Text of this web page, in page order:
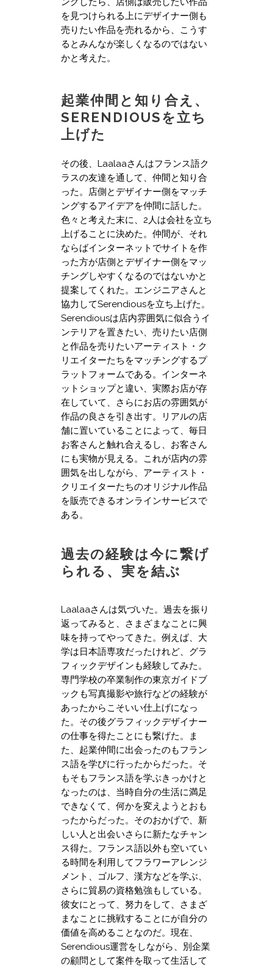
を見つけられる上にデザイナー側も
売りたい作品を売れるから、こうす
るとみんなが楽しくなるのではない
かと考えた。
起業仲間と知り合え、
SERENDIOUSを立ち
上げた
その後、Laalaaさんはフランス語ク
ラスの友達を通して、仲間と知り合
った。店側とデザイナー側をマッチ
ングするアイデアを仲間に話した。
色々と考えた末に、2人は会社を立ち
上げることに決めた。仲間が、それ
ならばインターネットでサイトを作
った方が店側とデザイナー側をマッ
チングしやすくなるのではないかと
提案してくれた。エンジニアさんと
協力してSerendiousを立ち上げた。
Serendiousは店内雰囲気に似合うイ
ンテリアを置きたい、売りたい店側
と作品を売りたいアーティスト・ク
リエイターたちをマッチングするプ
ラットフォームである。インターネ
ットショップと違い、実際お店が存
在していて、さらにお店の雰囲気が
作品の良さを引き出す。リアルの店
舗に置いていることによって、毎日
お客さんと触れ合えるし、お客さん
にも実物が見える。これが店内の雰
囲気を出しながら、アーティスト・
クリエイターたちのオリジナル作品
を販売できるオンラインサービスで
ある。
過去の経験は今に繋げ
られる、実を結ぶ
Laalaaさんは気づいた。過去を振り
返ってみると、さまざまなことに興
味を持ってやってきた。例えば、大
学は日本語専攻だったけれど、グラ
フィックデザインも経験してみた。
専門学校の卒業制作の東京ガイドブ
ックも写真撮影や旅行などの経験が
あったからこそいい仕上げになっ
た。その後グラフィックデザイナー
の仕事を得たことにも繋げた。ま
た、起業仲間に出会ったのもフラン
ス語を学びに行ったからだった。そ
もそもフランス語を学ぶきっかけと
なったのは、当時自分の生活に満足
できなくて、何かを変えようとおも
ったからだった。そのおかげで、新
しい人と出会いさらに新たなチャン
ス得た。フランス語以外も空いてい
る時間を利用してフラワーアレンジ
メント、ゴルフ、漢方などを学ぶ、
さらに貿易の資格勉強もしている。
彼女にとって、努力をして、さまざ
まなことに挑戦することにが自分の
価値を高めることなのだ。現在、
Serendious運営をしながら、別企業
の顧問として案件を取って生活して